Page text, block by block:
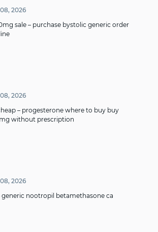
2026
sale – purchase bystolic generic order
2026
– progesterone where to buy buy
without prescription
2026
generic nootropil betamethasone ca